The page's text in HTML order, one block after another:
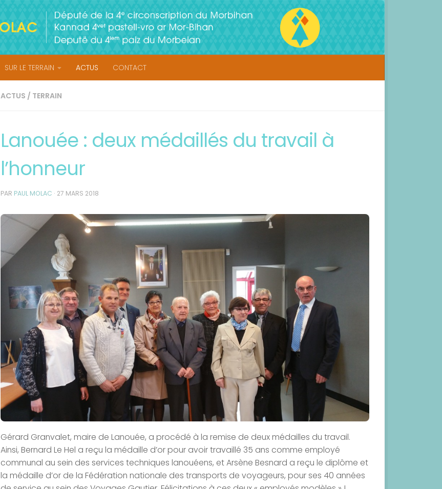
SUR LE TERRAIN ACTUS CONTACT
ACTUS / TERRAIN
Lanouée : deux médaillés du travail à
l’honneur
PAR PAUL MOLAC · 27 MARS 2018
Gérard Granvalet, maire de Lanouée, a procédé à la remise de deux médailles du travail.
Ainsi, Bernard Le Hel a reçu la médaille d’or pour avoir travaillé 35 ans comme employé
communal au sein des services techniques lanouéens, et Arsène Besnard a reçu le diplôme et
la médaille d’or de la Fédération nationale des transports de voyageurs, pour ses 40 années